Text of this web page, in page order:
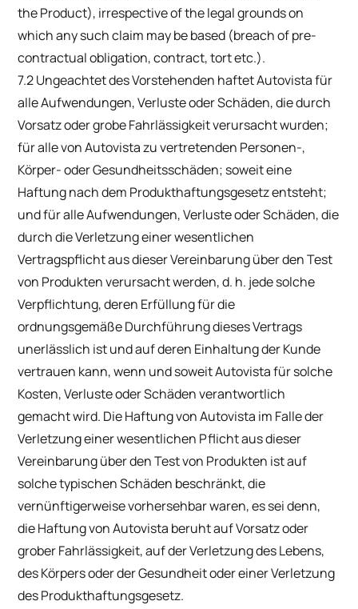
the Product), irrespective of the legal grounds on
which any such claim may be based (breach of pre-
contractual obligation, contract, tort etc.).
7.2 Ungeachtet des Vorstehenden haftet Autovista für
alle Aufwendungen, Verluste oder Schäden, die durch
Vorsatz oder grobe Fahrlässigkeit verursacht wurden;
für alle von Autovista zu vertretenden Personen-,
Körper- oder Gesundheitsschäden; soweit eine
Haftung nach dem Produkthaftungsgesetz entsteht;
und für alle Aufwendungen, Verluste oder Schäden, die
durch die Verletzung einer wesentlichen
Vertragspflicht aus dieser Vereinbarung über den Test
von Produkten verursacht werden, d. h. jede solche
Verpflichtung, deren Erfüllung für die
ordnungsgemäße Durchführung dieses Vertrags
unerlässlich ist und auf deren Einhaltung der Kunde
vertrauen kann, wenn und soweit Autovista für solche
Kosten, Verluste oder Schäden verantwortlich
gemacht wird. Die Haftung von Autovista im Falle der
Verletzung einer wesentlichen Pflicht aus dieser
Vereinbarung über den Test von Produkten ist auf
solche typischen Schäden beschränkt, die
vernünftigerweise vorhersehbar waren, es sei denn,
die Haftung von Autovista beruht auf Vorsatz oder
grober Fahrlässigkeit, auf der Verletzung des Lebens,
des Körpers oder der Gesundheit oder einer Verletzung
des Produkthaftungsgesetz.